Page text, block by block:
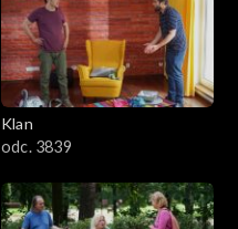
Klan
odc. 3839